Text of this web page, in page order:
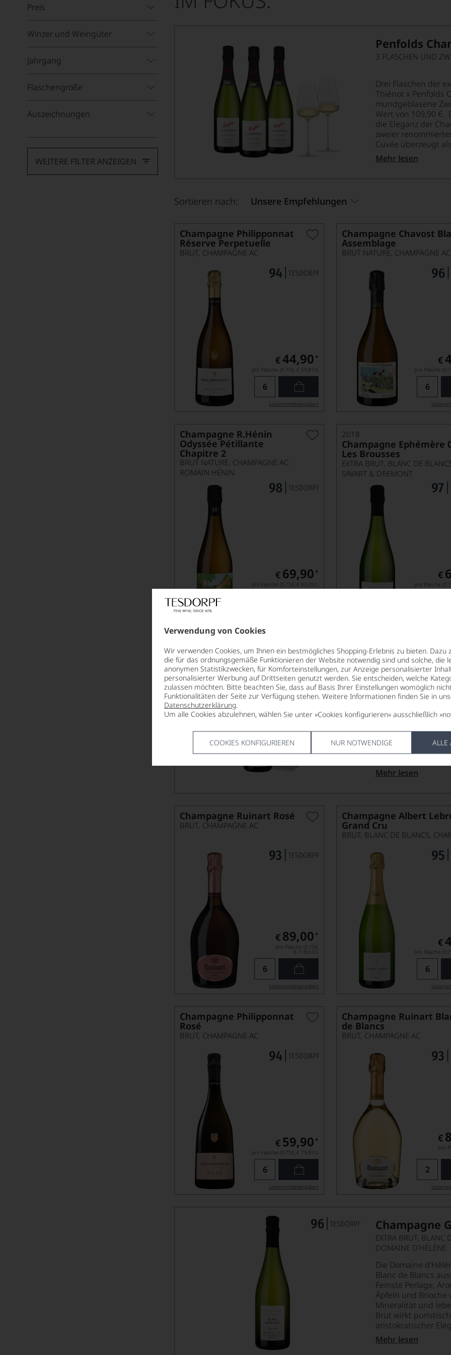
Verwendung von Cookies
Wir verwenden Cookies, um Ihnen ein bestmögliches Shopping-Erlebnis zu bieten. Dazu
die für das ordnungsgemäße Funktionieren der Website notwendig sind und solche, die
anonymen Statistikzwecken, für Komforteinstellungen, zur Anzeige personalisierter
personalisierter Werbung auf Drittseiten genutzt werden. Sie entscheiden, welche
zulassen möchten. Bitte beachten Sie, dass auf Basis Ihrer Einstellungen womöglich
Funktionalitäten der Seite zur Verfügung stehen. Weitere Informationen finden Sie in
Datenschutzerklärung.
Um alle Cookies abzulehnen, wählen Sie unter »Cookies konfigurieren« ausschließlich
COOKIES KONFIGURIEREN NUR NOTWENDIGE ALLE
Preis
Winzer und Weingüter
Jahrgang
Flaschengröße
Auszeichnungen
WEITERE FILTER ANZEIGEN
Penfolds
Drei Flaschen der
Thiénot x Penfolds
mundgeblasene
Wert von 109,90 €.
die Eleganz der
zweier
Cuvée überzeugt
Mehr lesen
Sortieren nach: Unsere Empfehlungen
Champagne Philipponnat
Réserve Perpetuelle
BRUT, CHAMPAGNE AC
€44,90 *
pro Flasche (0.75l), € 59,87/L
Lebensmittel­angaben
Champagne Chavost
Assemblage
BRUT NATURE, CHAMPAGNE AC
€
pro Flasche
Champagne R.Hénin
Odyssée Pétillante
Chapitre 2
BRUT NATURE, CHAMPAGNE AC
ROMAIN HÉNIN
€ 69,90 *
pro Flasche (0.75l), € 93,20/L
2018
Champagne Ephémère
Les Brousses
SAVART & DREMONT
€
pro Flasche
Champagne
Ltd. Edition
BRUT, CHAMPAGNE
Dieser Brut
exklusiven Hauses
Champagner und
die gerade im
suchen. Aromen
Zitronenschalen
Mehr lesen
Champagne Ruinart Rosé
BRUT, CHAMPAGNE AC
€ 89,00 *
pro Flasche (0.75l),
€ 118,67/L
Lebensmittel­angaben
Champagne Albert
Grand Cru
€
pro Flasche
Champagne Philipponnat
Rosé
BRUT, CHAMPAGNE AC
€ 59,90 *
pro Flasche (0.75l), € 79,87/L
Lebensmittel­angaben
Champagne Ruinart
de Blancs
BRUT, CHAMPAGNE AC
€
pro
Champagne
EXTRA BRUT, BLANC
DOMAINE D'HÉLÈNE
Die Domaine
Blanc de Blancs
Feinste Perlage,
Äpfeln und Brioche
Mineralität und
Brut wirkt
aristokratischer
Mehr lesen